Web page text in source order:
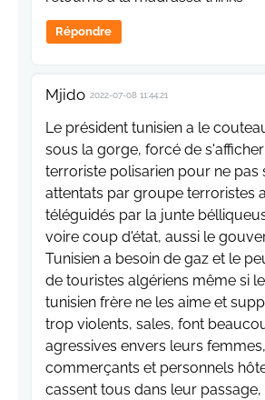
Répondre
Mjido 2022-07-08 11:44:21
Le président tunisien a le
sous la gorge, forcé de
terroriste polisarien pour ne pas
attentats par groupe terroristes
téléguidés par la junte
voire coup d'état, aussi le
Tunisien a besoin de gaz et le
de touristes algériens même si
tunisien frère ne les aime et
trop violents, sales, font
agressives envers leurs femmes,
commerçants et personnels
cassent tous dans leur